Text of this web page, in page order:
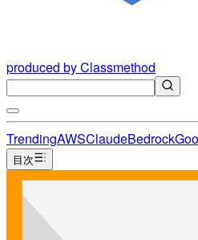
produced by Classmethod
TrendingAWSClaudeBedrock
目次